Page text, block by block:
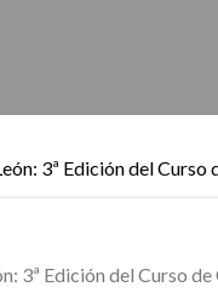
3ª Edición del Curso